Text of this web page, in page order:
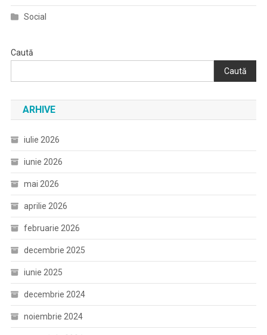
Social
Caută
Caută
ARHIVE
iulie 2026
iunie 2026
mai 2026
aprilie 2026
februarie 2026
decembrie 2025
iunie 2025
decembrie 2024
noiembrie 2024